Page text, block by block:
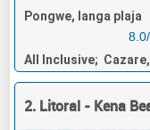
Pongwe, langa plaja
All Inclusive;
2. Litoral - Kena